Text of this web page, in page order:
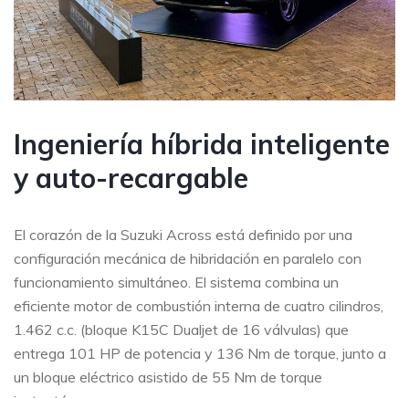
Ingeniería híbrida inteligente
y auto-recargable
El corazón de la Suzuki Across está definido por una
configuración mecánica de hibridación en paralelo con
funcionamiento simultáneo. El sistema combina un
eficiente motor de combustión interna de cuatro cilindros,
1.462 c.c. (bloque K15C Dualjet de 16 válvulas) que
entrega 101 HP de potencia y 136 Nm de torque, junto a
un bloque eléctrico asistido de 55 Nm de torque